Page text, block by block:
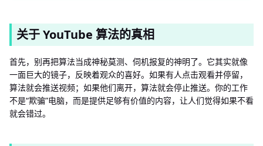
关于 YouTube 算法的真相
首先，别再把算法当成神秘莫测、伺机报复的神明了。它其实就像
一面巨大的镜子，反映着观众的喜好。如果有人点击观看并停留，
算法就会推送视频；如果他们离开，算法就会停止推送。你的工作
不是“欺骗”电脑，而是提供足够有价值的内容，让人们觉得如果不看
就会错过。